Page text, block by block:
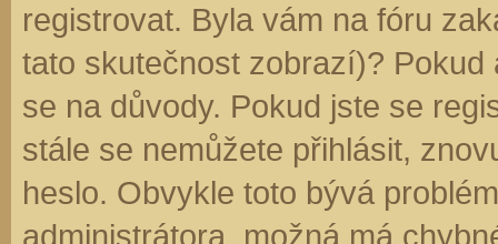
registrovat. Byla vám na fóru
tato skutečnost zobrazí)?
se na důvody. Pokud jste se
stále se nemůžete přihlásit,
heslo. Obvykle toto bývá
administrátora, možná má